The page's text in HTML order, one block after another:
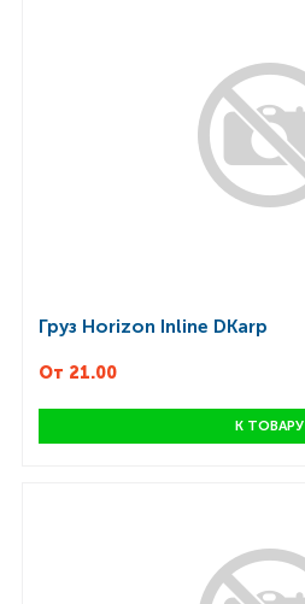
Груз Horizon Inline DKarp
От 21.00
К ТОВАРУ